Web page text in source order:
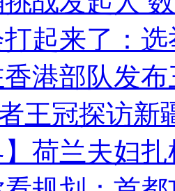
起来了：
港部队发
王冠探访新
】荷兰夫妇